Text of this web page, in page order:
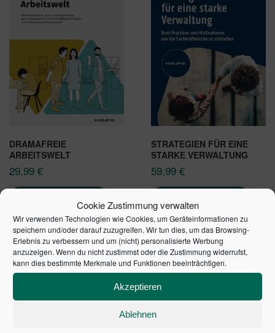
Cookie Zustimmung verwalten
Wir verwenden Technologien wie Cookies, um Geräteinformationen zu
speichern und/oder darauf zuzugreifen. Wir tun dies, um das Browsing-
Erlebnis zu verbessern und um (nicht) personalisierte Werbung
anzuzeigen. Wenn du nicht zustimmst oder die Zustimmung widerrufst,
kann dies bestimmte Merkmale und Funktionen beeinträchtigen.
Akzeptieren
Ablehnen
DRAMAFREIE
ARBEITSWELT
29,99 €
STRATEGIEN FÜR EINE
STARKE VERWALTUNG
59,99 €
SCHULDENUHR DES
BUNDES DER